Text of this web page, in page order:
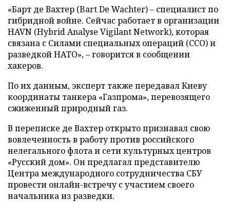
«Барт де Вахтер (Bart De Wachter) – специалист по
гибридной войне. Сейчас работает в организации
HAVN (Hybrid Analyse Vigilant Network), которая
связана с Силами специальных операций (ССО) и
разведкой НАТО», – говорится в сообщении
хакеров.
По их данным, эксперт также передавал Киеву
координаты танкера «Газпрома», перевозящего
сжиженный природный газ.
В переписке де Вахтер открыто признавал свою
вовлеченность в работу против российского
нелегального флота и сети культурных центров
«Русский дом». Он предлагал представителю
Центра международного сотрудничества СБУ
провести онлайн-встречу с участием своего
начальника из разведки.